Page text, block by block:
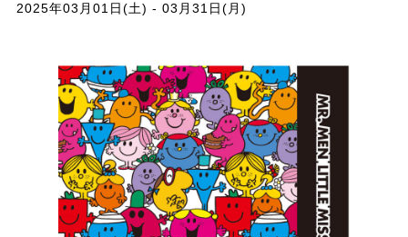
2025年03月01日(土) - 03月31日(月)